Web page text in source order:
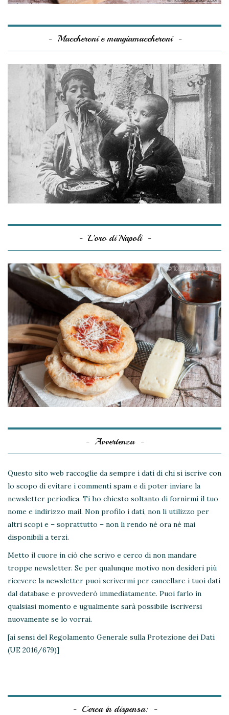
Maccheroni e mangiamaccheroni
L’oro di Napoli
Avvertenza
Questo sito web raccoglie da sempre i dati di chi si iscrive con
lo scopo di evitare i commenti spam e di poter inviare la
newsletter periodica. Ti ho chiesto soltanto di fornirmi il tuo
nome e indirizzo mail. Non profilo i dati, non li utilizzo per
altri scopi e – soprattutto – non li rendo né ora né mai
disponibili a terzi.
Metto il cuore in ciò che scrivo e cerco di non mandare
troppe newsletter. Se per qualunque motivo non desideri più
ricevere la newsletter puoi scrivermi per cancellare i tuoi dati
dal database e provvederò immediatamente. Puoi farlo in
qualsiasi momento e ugualmente sarà possibile iscriversi
nuovamente se lo vorrai.
[ai sensi del Regolamento Generale sulla Protezione dei Dati
(UE 2016/679)]
Cerca in dispensa: